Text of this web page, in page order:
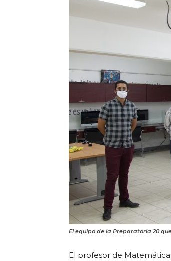
El equipo de la Preparatoria 20
El profesor de